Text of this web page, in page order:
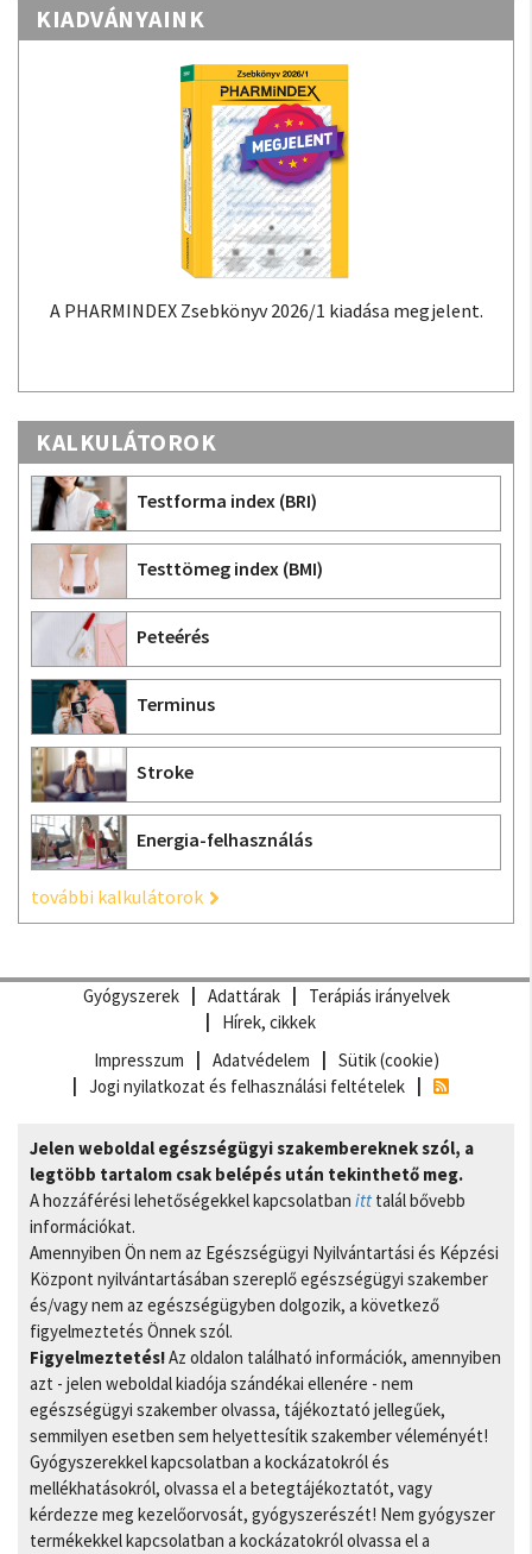
KIADVÁNYAINK
A PHARMINDEX Zsebkönyv 2026/1 kiadása megjelent.
KALKULÁTOROK
Testforma index (BRI)
Testtömeg index (BMI)
Peteérés
Terminus
Stroke
Energia-felhasználás
további kalkulátorok
Gyógyszerek Adattárak
Terápiás irányelvek
Hírek, cikkek
Impresszum
Adatvédelem
Sütik (cookie)
Jogi nyilatkozat és felhasználási feltételek
Jelen weboldal egészségügyi szakembereknek szól, a
legtöbb tartalom csak belépés után tekinthető meg.
A hozzáférési lehetőségekkel kapcsolatban itt talál bővebb
információkat.
Amennyiben Ön nem az Egészségügyi Nyilvántartási és Képzési
Központ nyilvántartásában szereplő egészségügyi szakember
és/vagy nem az egészségügyben dolgozik, a következő
figyelmeztetés Önnek szól.
Figyelmeztetés!Az oldalon található információk, amennyiben
azt - jelen weboldal kiadója szándékai ellenére - nem
egészségügyi szakember olvassa, tájékoztató jellegűek,
semmilyen esetben sem helyettesítik szakember véleményét!
Gyógyszerekkel kapcsolatban a kockázatokról és
mellékhatásokról, olvassa el a betegtájékoztatót, vagy
kérdezze meg kezelőorvosát, gyógyszerészét! Nem gyógyszer
termékekkel kapcsolatban a kockázatokról olvassa el a